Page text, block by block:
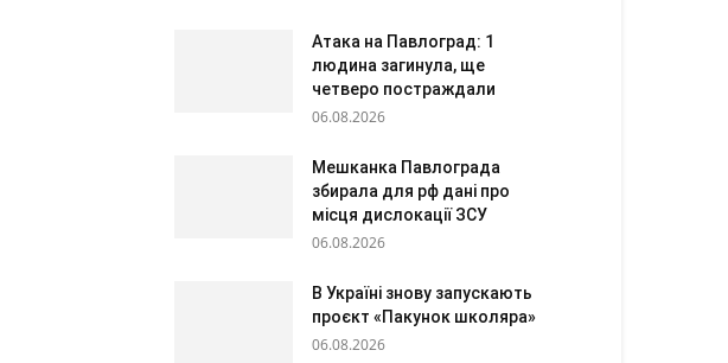
Атака на Павлоград: 1
людина загинула, ще
четверо постраждали
06.08.2026
Мешканка Павлограда
збирала для рф дані про
місця дислокації ЗСУ
06.08.2026
В Україні знову запускають
проєкт «Пакунок школяра»
06.08.2026